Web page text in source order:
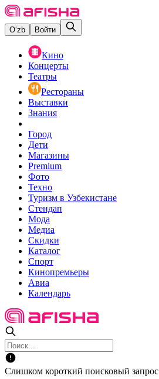
O‘zb Войти
Кино
Концерты
Театры
Рестораны
Выставки
Знания
Город
Дети
Магазины
Premium
Фото
Техно
Туризм в Узбекистане
Стендап
Мода
Медиа
Скидки
Каталог
Спорт
Кинопремьеры
Авиа
Календарь
Слишком короткий поисковый запрос